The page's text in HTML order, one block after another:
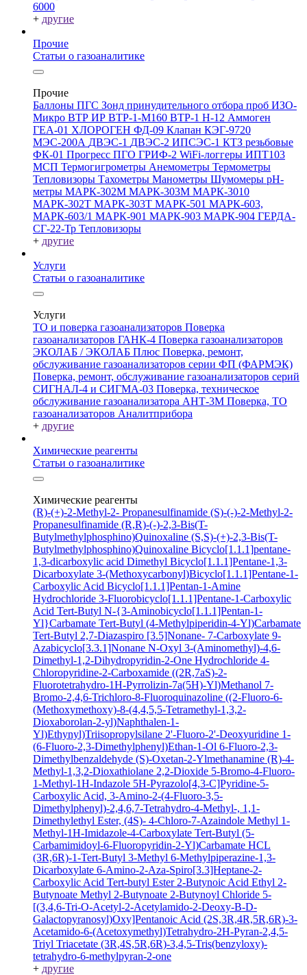
6000
+ другие
Прочие
Статьи о газоаналитике
Прочие
Баллоны ПГС Зонд принудительного отбора проб ИЗО-
Микро ВТР ИР ВТР-1-М160 ВТР-1 Н-12 Аммоген
ГЕА-01 ХЛОРОГЕН ФД-09 Клапан КЭГ-9720
МЭС-200А ДВЭС-1 ДВЭС-2 ИПСЭС-1 КТЗ резьбовые
ФК-01 Прогресс ПГО ГРИФ-2 WiFi-логгеры ИПТ103
МСП Термогигрометры Анемометры Термометры
Тепловизоры Тахометры Манометры Шумомеры pH-
метры МАРК-302М МАРК-303М МАРК-3010
МАРК-302Т МАРК-303Т МАРК-501 МАРК-603,
МАРК-603/1 МАРК-901 МАРК-903 МАРК-904 ГЕРДА-
СГ-22-Тр Тепловизоры
+ другие
Услуги
Статьи о газоаналитике
Услуги
ТО и поверка газоанализаторов Поверка
газоанализаторов ГАНК-4 Поверка газоанализаторов
ЭКОЛАБ / ЭКОЛАБ Плюс Поверка, ремонт,
обслуживание газоанализаторов серии ФП (ФАРМЭК)
Поверка, ремонт, обслуживание газоанализаторов серий
СИГНАЛ-4 и СИГМА-03 Поверка, техническое
обслуживание газоанализатора АНТ-3М Поверка, ТО
газоанализаторов Аналитприбора
+ другие
Химические реагенты
Статьи о газоаналитике
Химические реагенты
(R)-(+)-2-Methyl-2- Propanesulfinamide (S)-(-)-2-Methyl-2-
Propanesulfinamide (R,R)-(-)-2,3-Bis(T-
Butylmethylphosphino)Quinoxaline (S,S)-(+)-2,3-Bis(T-
Butylmethylphosphino)Quinoxaline Bicyclo[1.1.1]pentane-
1,3-dicarboxylic acid Dimethyl Bicyclo[1.1.1]Pentane-1,3-
Dicarboxylate 3-(Methoxycarbonyl)Bicyclo[1.1.1]Pentane-1-
Carboxylic Acid Bicyclo[1.1.1]Pentan-1-Amine
Hydrochloride 3-Fluorobicyclo[1.1.1]Pentane-1-Carboxylic
Acid Tert-Butyl N-{3-Aminobicyclo[1.1.1]Pentan-1-
Yl}Carbamate Tert-Butyl (4-Methylpiperidin-4-Yl)Carbamate
Tert-Butyl 2,7-Diazaspiro [3.5]Nonane- 7-Carboxylate 9-
Azabicyclo[3.3.1]Nonane N-Oxyl 3-(Aminomethyl)-4,6-
Dimethyl-1,2-Dihydropyridin-2-One Hydrochloride 4-
Chloropyridine-2-Carboxamide ((2R,7aS)-2-
Fluorotetrahydro-1H-Pyrrolizin-7a(5H)-Yl)Methanol 7-
Bromo-2,4,6-Trichloro-8-Fluoroquinazoline ((2-Fluoro-6-
(Methoxymethoxy)-8-(4,4,5,5-Tetramethyl-1,3,2-
Dioxaborolan-2-yl)Naphthalen-1-
Yl)Ethynyl)Triisopropylsilane 2'-Fluoro-2'-Deoxyuridine 1-
(6-Fluoro-2,3-Dimethylphenyl)Ethan-1-Ol 6-Fluoro-2,3-
Dimethylbenzaldehyde (S)-Oxetan-2-Ylmethanamine (R)-4-
Methyl-1,3,2-Dioxathiolane 2,2-Dioxide 5-Bromo-4-Fluoro-
1-Methyl-1H-Indazole 5H-Pyrazolo[4,3-C]Pyridine-5-
Carboxylic Acid, 3-Amino-2-(4-Fluoro-3,5-
Dimethylphenyl)-2,4,6,7-Tetrahydro-4-Methyl-, 1,1-
Dimethylethyl Ester, (4S)- 4-Chloro-7-Azaindole Methyl 1-
Methyl-1H-Imidazole-4-Carboxylate Tert-Butyl (5-
Carbamimidoyl-6-Fluoropyridin-2-Yl)Carbamate HCL
(3R,6R)-1-Tert-Butyl 3-Methyl 6-Methylpiperazine-1,3-
Dicarboxylate 6-Amino-2-Aza-Spiro[3.3]Heptane-2-
Carboxylic Acid Tert-butyl Ester 2-Butynoic Acid Ethyl 2-
Butynoate Methyl 2-Butynoate 2-Butynoyl Chloride 5-
[(3,4,6-Tri-O-Acetyl-2-Acetylamido-2-Deoxy-B-D-
Galactopyranosyl)Oxy]Pentanoic Acid (2S,3R,4R,5R,6R)-3-
Acetamido-6-(Acetoxymethyl)Tetrahydro-2H-Pyran-2,4,5-
Triyl Triacetate (3R,4S,5R,6R)-3,4,5-Tris(benzyloxy)-
tetrahydro-6-methylpyran-2-one
+ другие